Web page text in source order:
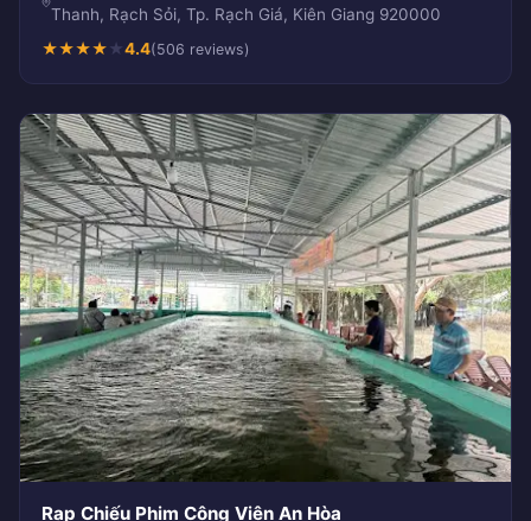
Thanh, Rạch Sỏi, Tp. Rạch Giá, Kiên Giang 920000
★★★★★4.4(506 reviews)
Rạp Chiếu Phim Công Viên An Hòa